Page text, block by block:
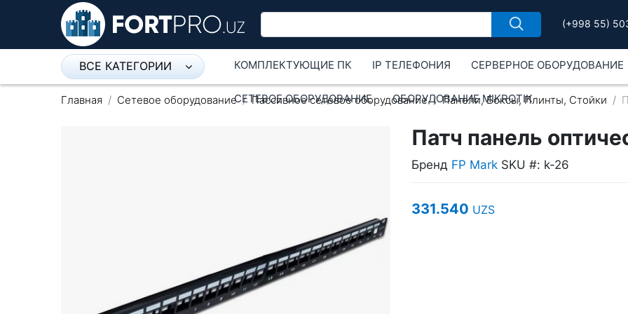
(+998 55)
ВСЕ КАТЕГОРИИ
Микрофон
КОМПЛЕКТУЮЩИЕ ПК IP ТЕЛЕФОНИЯ СЕРВЕРНОЕ ОБОРУДОВАНИЕ
СЕТЕВОЕ ОБОРУДОВАНИЕ ОБОРУДОВАНИЕ MIKROTIK
Главная Сетевое оборудование Пассивное сетевое оборудование Панели, Боксы, Плинты, Стойки
Патч панель
Бренд FP Mark SKU #: k-26
331.540 UZS